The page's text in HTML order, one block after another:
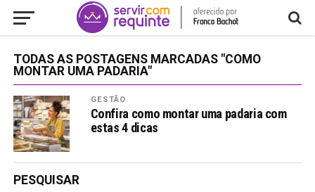
TODAS AS POSTAGENS MARCADAS "COMO
MONTAR UMA PADARIA"
GESTÃO
Confira como montar uma padaria com
estas 4 dicas
PESQUISAR